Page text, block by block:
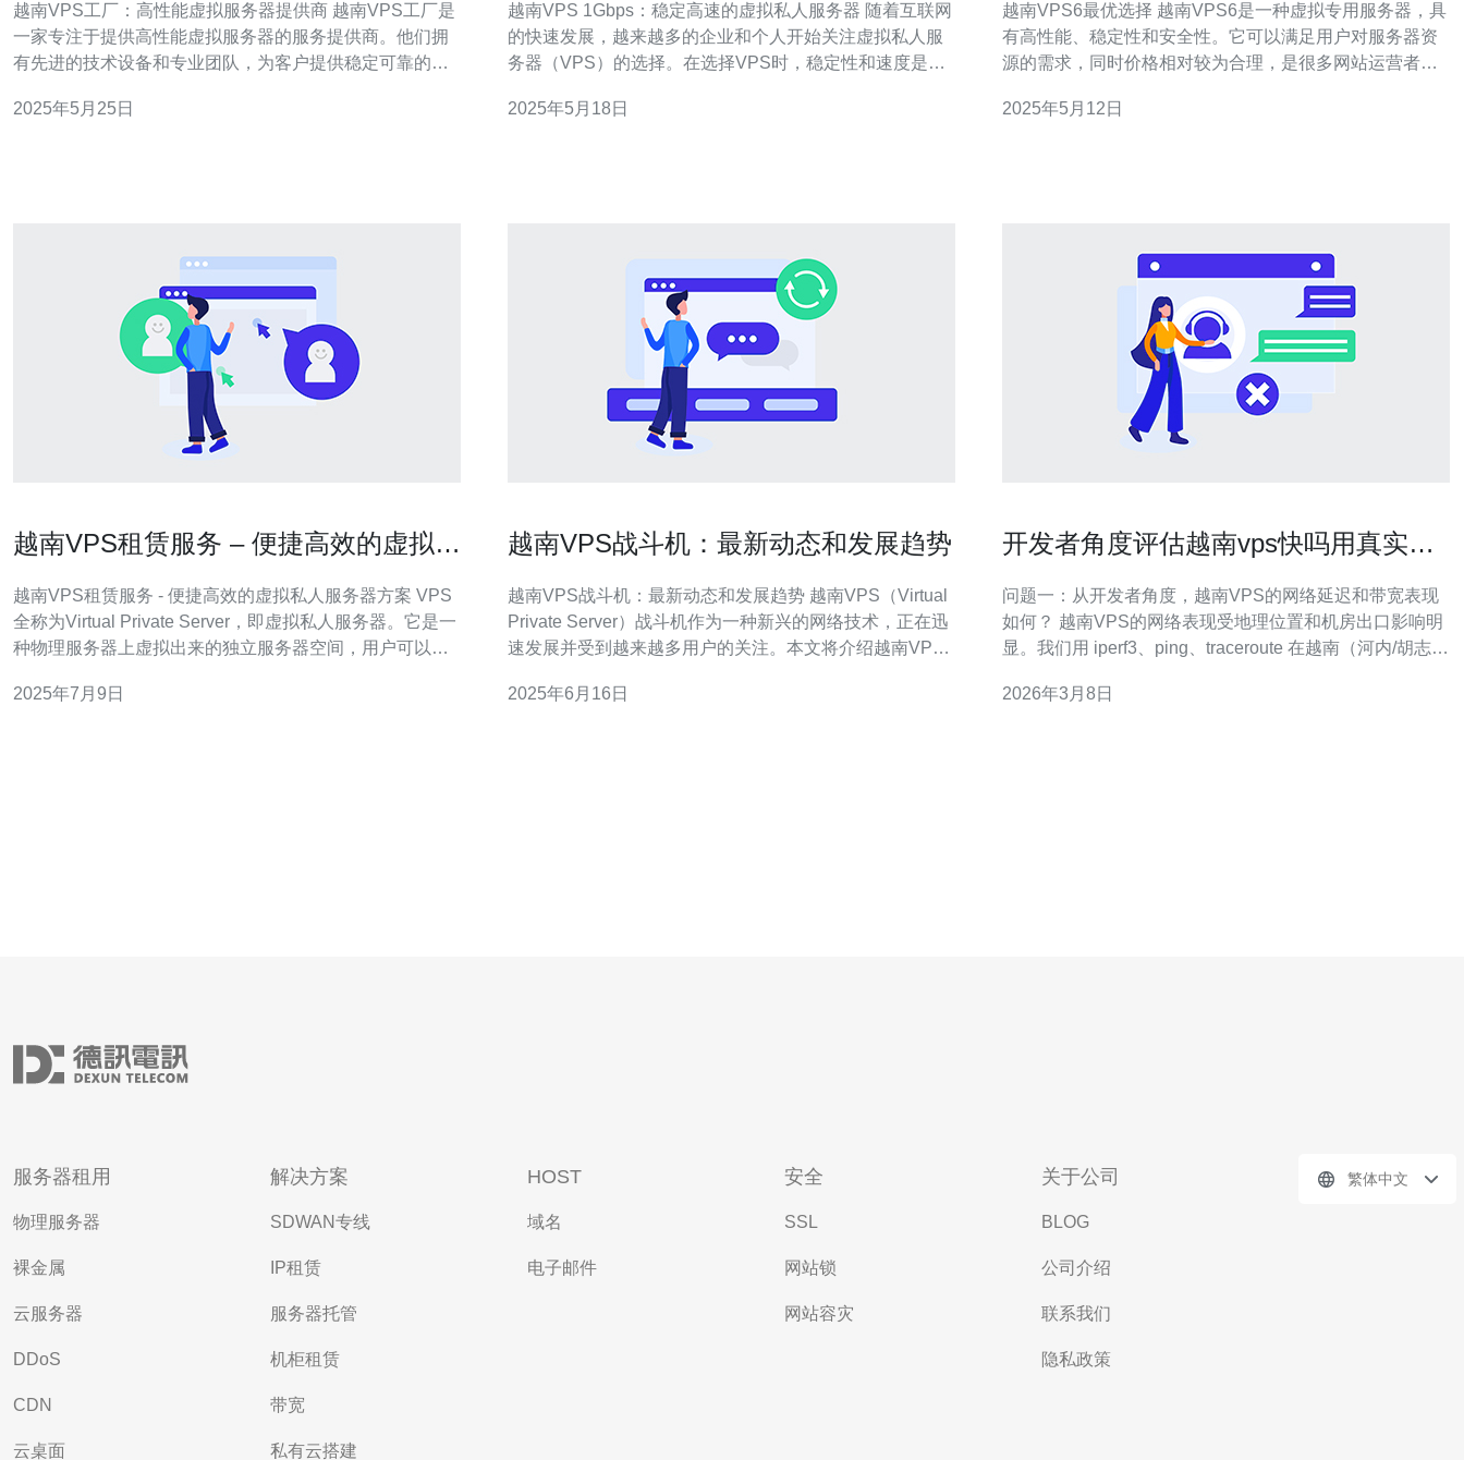
越南VPS工厂：高性能虚拟服务器提供商 越南VPS工厂是
一家专注于提供高性能虚拟服务器的服务提供商。他们拥
有先进的技术设备和专业团队，为客户提供稳定可靠的虚
特点： 高性能：采用最新的硬件设备和优化的网络环境，
2025年5月25日
越南VPS 1Gbps：稳定高速的虚拟私人服务器 随着互联网
的快速发展，越来越多的企业和个人开始关注虚拟私人服
务器（VPS）的选择。在选择VPS时，稳定性和速度是最
能而备受青睐。 越南VPS 1Gbps是一种虚拟私人服务器，
2025年5月18日
越南VPS6最优选择 越南VPS6是一种虚拟专用服务器，具
有高性能、稳定性和安全性。它可以满足用户对服务器资
源的需求，同时价格相对较为合理，是很多网站运营者的
存，能够满足高流量网站的需求。 2. 稳定性：由于独立资
2025年5月12日
越南VPS租赁服务 – 便捷高效的虚拟私
越南VPS租赁服务 - 便捷高效的虚拟私人服务器方案 VPS
全称为Virtual Private Server，即虚拟私人服务器。它是一
种物理服务器上虚拟出来的独立服务器空间，用户可以在
相近的性能和灵活性。 越南VPS租赁服务在近年来逐渐受
2025年7月9日
越南VPS战斗机：最新动态和发展趋势
越南VPS战斗机：最新动态和发展趋势 越南VPS（Virtual
Private Server）战斗机作为一种新兴的网络技术，正在迅
速发展并受到越来越多用户的关注。本文将介绍越南VPS
拟化技术的云计算服务，通过将物理服务器划分为多个虚
2025年6月16日
开发者角度评估越南vps快吗用真实场
问题一：从开发者角度，越南VPS的网络延迟和带宽表现
如何？ 越南VPS的网络表现受地理位置和机房出口影响明
显。我们用 iperf3、ping、traceroute 在越南（河内/胡志
型单向延迟：越南-中国南部 30-60ms，越南-香港 10-
2026年3月8日
服务器租用
物理服务器
裸金属
云服务器
DDoS
CDN
云桌面
解决方案
SDWAN专线
IP租赁
服务器托管
机柜租赁
带宽
私有云搭建
HOST
域名
电子邮件
安全
SSL
网站锁
网站容灾
关于公司
BLOG
公司介绍
联系我们
隐私政策
繁体中文